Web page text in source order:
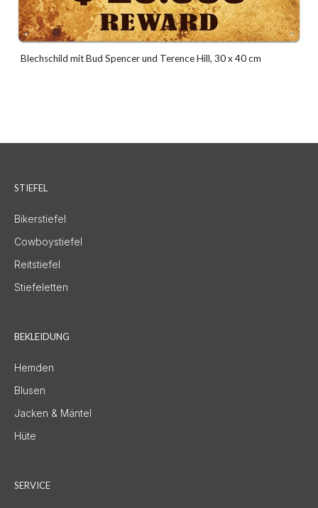
Blechschild mit Bud Spencer und Terence Hill, 30 x 40 cm
STIEFEL
Bikerstiefel
Cowboystiefel
Reitstiefel
Stiefeletten
BEKLEIDUNG
Hemden
Blusen
Jacken & Mäntel
Hüte
SERVICE